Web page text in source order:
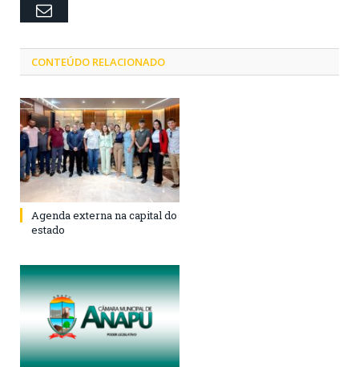
Email
CONTEÚDO RELACIONADO
Agenda externa na capital do
estado